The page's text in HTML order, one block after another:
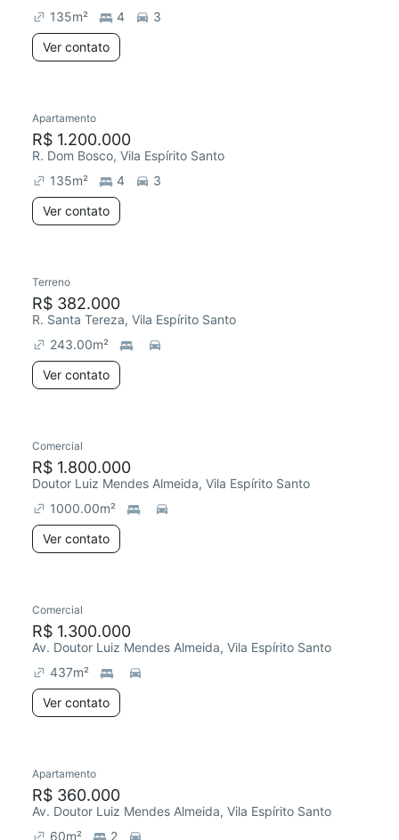
135m² 4
3
Ver contato
Apartamento
R$ 1.200.000
R. Dom Bosco, Vila Espírito Santo
135m² 4
3
Ver contato
Terreno
R$ 382.000
R. Santa Tereza, Vila Espírito Santo
243.00m²
Ver contato
Comercial
R$ 1.800.000
Doutor Luiz Mendes Almeida, Vila Espírito Santo
1000.00m²
Ver contato
Comercial
R$ 1.300.000
Av. Doutor Luiz Mendes Almeida, Vila Espírito Santo
437m²
Ver contato
Apartamento
R$ 360.000
Av. Doutor Luiz Mendes Almeida, Vila Espírito Santo
60m² 2